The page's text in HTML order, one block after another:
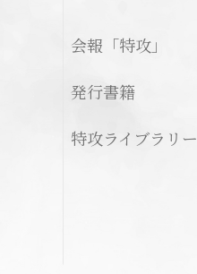
会報「特攻」
発行書籍
特攻ライブラリー